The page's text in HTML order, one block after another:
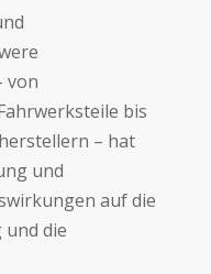
von
bis
– hat
und
auf die
die